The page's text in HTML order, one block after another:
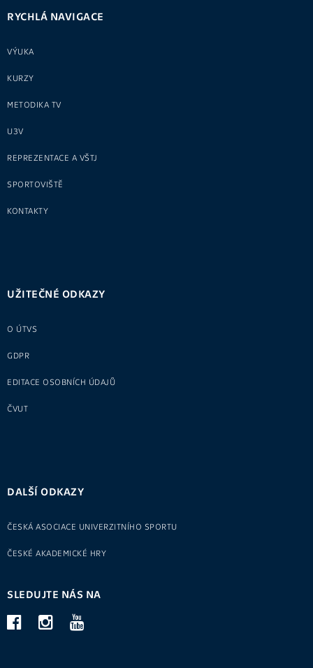
RYCHLÁ NAVIGACE
VÝUKA
KURZY
METODIKA TV
U3V
REPREZENTACE A VŠTJ
SPORTOVIŠTĚ
KONTAKTY
UŽITEČNÉ ODKAZY
O ÚTVS
GDPR
EDITACE OSOBNÍCH ÚDAJŮ
ČVUT
DALŠÍ ODKAZY
ČESKÁ ASOCIACE UNIVERZITNÍHO SPORTU
ČESKÉ AKADEMICKÉ HRY
SLEDUJTE NÁS NA